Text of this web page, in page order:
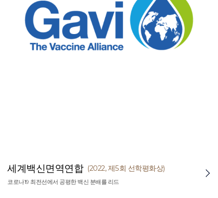
세계백신면역연합 (2022, 제5회 선학평화상)
코로나19 최전선에서 공평한 백신 분배를 리드